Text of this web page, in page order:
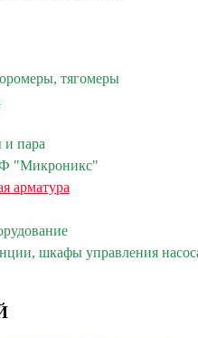
тягомеры
и пара
"Микроникс"
арматура
шкафы управления